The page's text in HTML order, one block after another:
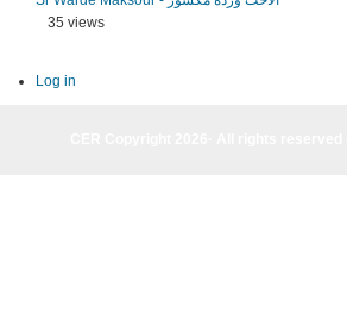
35 views
Log in